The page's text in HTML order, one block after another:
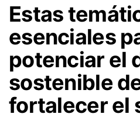
Estas
esenciales
potenciar el
sostenible
fortalecer el